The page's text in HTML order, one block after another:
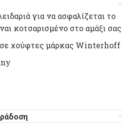
για να ασφαλίζεται το
κοτσαρισμένο στο αμάξι σας
σε χούφτες μάρκας Winterhoff